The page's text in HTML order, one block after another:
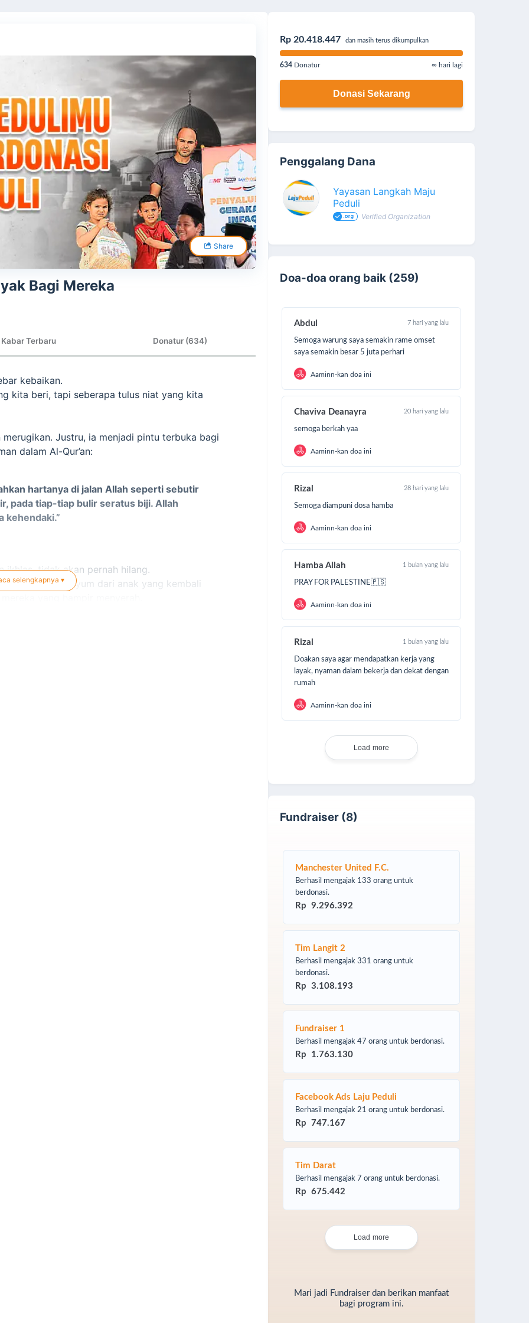
Share
Bagi Mereka
Kabar Terbaru Donatur (634)
kebaikan.
kita beri, tapi seberapa tulus niat yang kita
Justru, ia menjadi pintu terbuka bagi
dalam Al-Qur’an:
hartanya di jalan Allah seperti sebutir
pada tiap-tiap bulir seratus biji. Allah
kehendaki.”
ikhlas, tidak akan pernah hilang.
terbantu, senyum dari anak yang kembali
selengkapnya ▾
Rp 20.418.447 dan masih terus dikumpulkan
634 Donatur ∞ hari lagi
Donasi Sekarang
Penggalang Dana
Yayasan Langkah Maju
Peduli
Verified Organization
Doa-doa orang baik (259)
Abdul 7 hari yang lalu
Semoga warung saya semakin rame omset
saya semakin besar 5 juta perhari
Aaminn-kan doa ini
Chaviva Deanayra 20 hari yang lalu
semoga berkah yaa
Aaminn-kan doa ini
Rizal 28 hari yang lalu
Semoga diampuni dosa hamba
Aaminn-kan doa ini
Hamba Allah 1 bulan yang lalu
PRAY FOR PALESTINE🇵🇸
Aaminn-kan doa ini
Rizal 1 bulan yang lalu
Doakan saya agar mendapatkan kerja yang
layak, nyaman dalam bekerja dan dekat dengan
rumah
Aaminn-kan doa ini
Load more
Fundraiser (8)
Manchester United F.C.
Berhasil mengajak 133 orang untuk
berdonasi.
Rp 9.296.392
Tim Langit 2
Berhasil mengajak 331 orang untuk
berdonasi.
Rp 3.108.193
Fundraiser 1
Berhasil mengajak 47 orang untuk berdonasi.
Rp 1.763.130
Facebook Ads Laju Peduli
Berhasil mengajak 21 orang untuk berdonasi.
Rp 747.167
Tim Darat
Berhasil mengajak 7 orang untuk berdonasi.
Rp 675.442
Load more
Mari jadi Fundraiser dan berikan manfaat
bagi program ini.